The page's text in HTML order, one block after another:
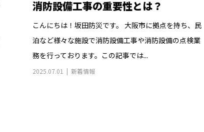
消防設備工事の重要性とは？
こんにちは！坂田防災です。 大阪市に拠点を持ち、民
泊など様々な施設で消防設備工事や消防設備の点検業
務を行っております。この記事では...
2025.07.01 新着情報